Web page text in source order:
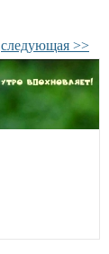
следующая >>